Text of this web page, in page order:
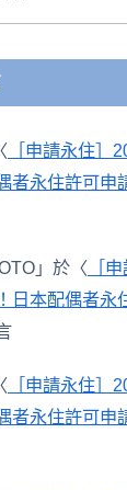
［申請永住］
者永住許可申
」於〈 ［
日本配偶者永
［申請永住］
者永住許可申